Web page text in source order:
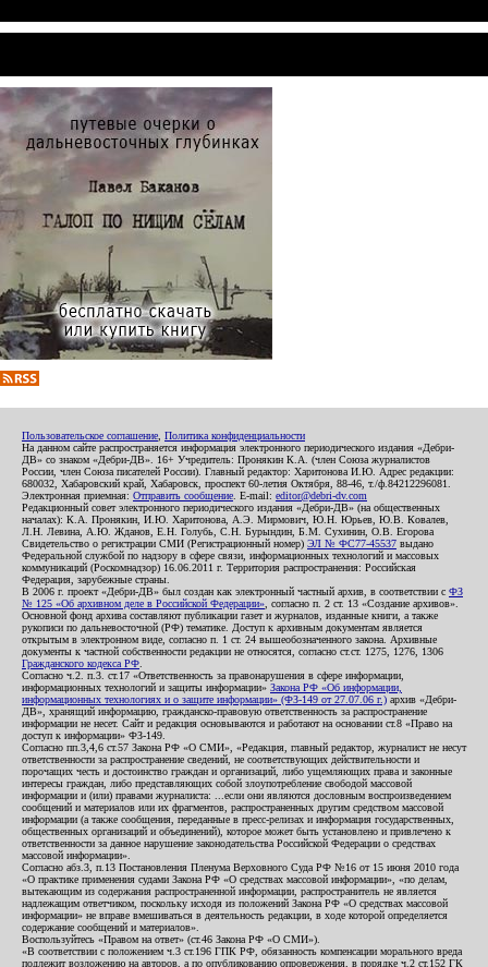
Пользовательское соглашение Политика конфиденциальности
На данном сайте распространяется информация электронного периодического издания «Дебри-
ДВ» со знаком «Дебри-ДВ». 16+ Учредитель: Пронякин К.А. (член Союза журналистов
России, член Союза писателей России). Главный редактор: Харитонова И.Ю. Адрес редакции:
680032, Хабаровский край, Хабаровск, проспект 60-летия Октября, 88-46, т./ф.84212296081.
Электронная приемная: Отправить сообщение . E-mail: editor@debri-dv.com
Редакционный совет электронного периодического издания «Дебри-ДВ» (на общественных
началах): К.А. Пронякин, И.Ю. Харитонова, А.Э. Мирмович, Ю.Н. Юрьев, Ю.В. Ковалев,
Л.Н. Левина, А.Ю. Жданов, Е.Н. Голубь, С.Н. Бурындин, Б.М. Сухинин, О.В. Егорова
Свидетельство о регистрации СМИ (Регистрационный номер) ЭЛ № ФС77-45537 выдано
Федеральной службой по надзору в сфере связи, информационных технологий и массовых
коммуникаций (Роскомнадзор) 16.06.2011 г. Территория распространения: Российская
Федерация, зарубежные страны.
В 2006 г. проект «Дебри-ДВ» был создан как электронный частный архив, в соответствии с ФЗ
№ 125 «Об архивном деле в Российской Федерации» , согласно п. 2 ст. 13 «Создание архивов».
Основной фонд архива составляют публикации газет и журналов, изданные книги, а также
рукописи по дальневосточной (РФ) тематике. Доступ к архивным документам является
открытым в электронном виде, согласно п. 1 ст. 24 вышеобозначенного закона. Архивные
документы к частной собственности редакции не относятся, согласно ст.ст. 1275, 1276, 1306
Гражданского кодекса РФ
Согласно ч.2. п.3. ст.17 «Ответственность за правонарушения в сфере информации,
информационных технологий и защиты информации» Закона РФ «Об информации,
информационных технологиях и о защите информации» (ФЗ-149 от 27.07.06 г.) архив «Дебри-
ДВ», хранящий информацию, гражданско-правовую ответственность за распространение
информации не несет. Сайт и редакция основываются и работают на основании ст.8 «Право на
доступ к информации» ФЗ-149.
Согласно пп.3,4,6 ст.57 Закона РФ «О СМИ», «Редакция, главный редактор, журналист не несут
ответственности за распространение сведений, не соответствующих действительности и
порочащих честь и достоинство граждан и организаций, либо ущемляющих права и законные
интересы граждан, либо представляющих собой злоупотребление свободой массовой
информации и (или) правами журналиста: ...если они являются дословным воспроизведением
сообщений и материалов или их фрагментов, распространенных другим средством массовой
информации (а также сообщения, переданные в пресс-релизах и информация государственных,
общественных организаций и объединений), которое может быть установлено и привлечено к
ответственности за данное нарушение законодательства Российской Федерации о средствах
массовой информации».
Согласно абз.3, п.13 Постановления Пленума Верховного Суда РФ №16 от 15 июня 2010 года
«О практике применения судами Закона РФ «О средствах массовой информации», «по делам,
вытекающим из содержания распространенной информации, распространитель не является
надлежащим ответчиком, поскольку исходя из положений Закона РФ «О средствах массовой
информации» не вправе вмешиваться в деятельность редакции, в ходе которой определяется
содержание сообщений и материалов».
Воспользуйтесь «Правом на ответ» (ст.46 Закона РФ «О СМИ»).
«В соответствии с положением ч.3 ст.196 ГПК РФ, обязанность компенсации морального вреда
подлежит возложению на авторов, а по опубликованию опровержения, в порядке ч.2 ст.152 ГК